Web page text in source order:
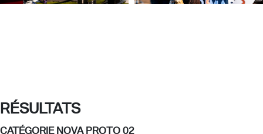
RÉSULTATS
CATÉGORIE NOVA PROTO 02